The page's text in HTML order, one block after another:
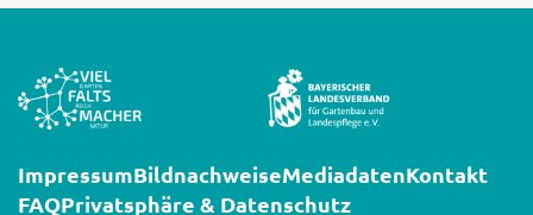
ImpressumBildnachweiseMediadatenKontakt
FAQPrivatsphäre & Datenschutz